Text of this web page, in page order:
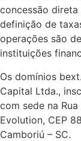
concessão
definição de
operações são
instituições
Os domínios
Capital Ltda.,
com sede na
Evolution, CEP
Camboriú – SC.